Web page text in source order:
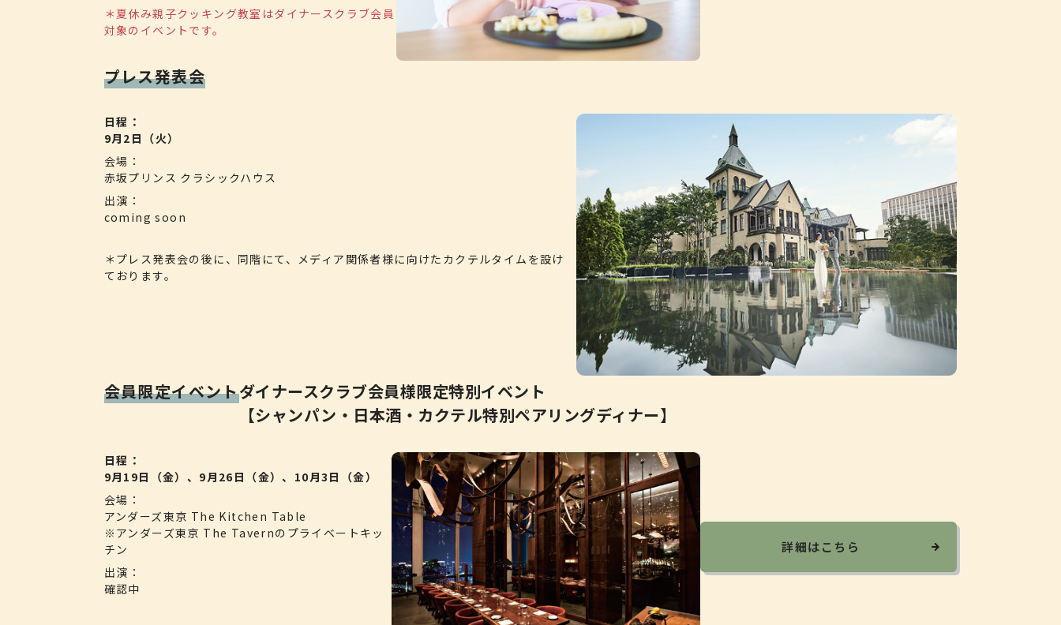
＊夏休み親子クッキング教室はダイナースクラブ会員
対象のイベントです。
プレス発表会
日程
9月2日（火）
会場
赤坂プリンス クラシックハウス
出演
coming soon
＊プレス発表会の後に、同階にて、メディア関係者様に向けたカクテルタイムを設け
ております。
会員限定イベントダイナースクラブ会員様限定特別イベント
【シャンパン・日本酒・カクテル特別ペアリングディナー】
日程
9月19日（金）、9月26日（金）、 10月3日（金）
会場
アンダーズ東京 The Kitchen Table
※アンダーズ東京 The Tavernのプライベートキッ
チン
出演
確認中
詳細はこちら